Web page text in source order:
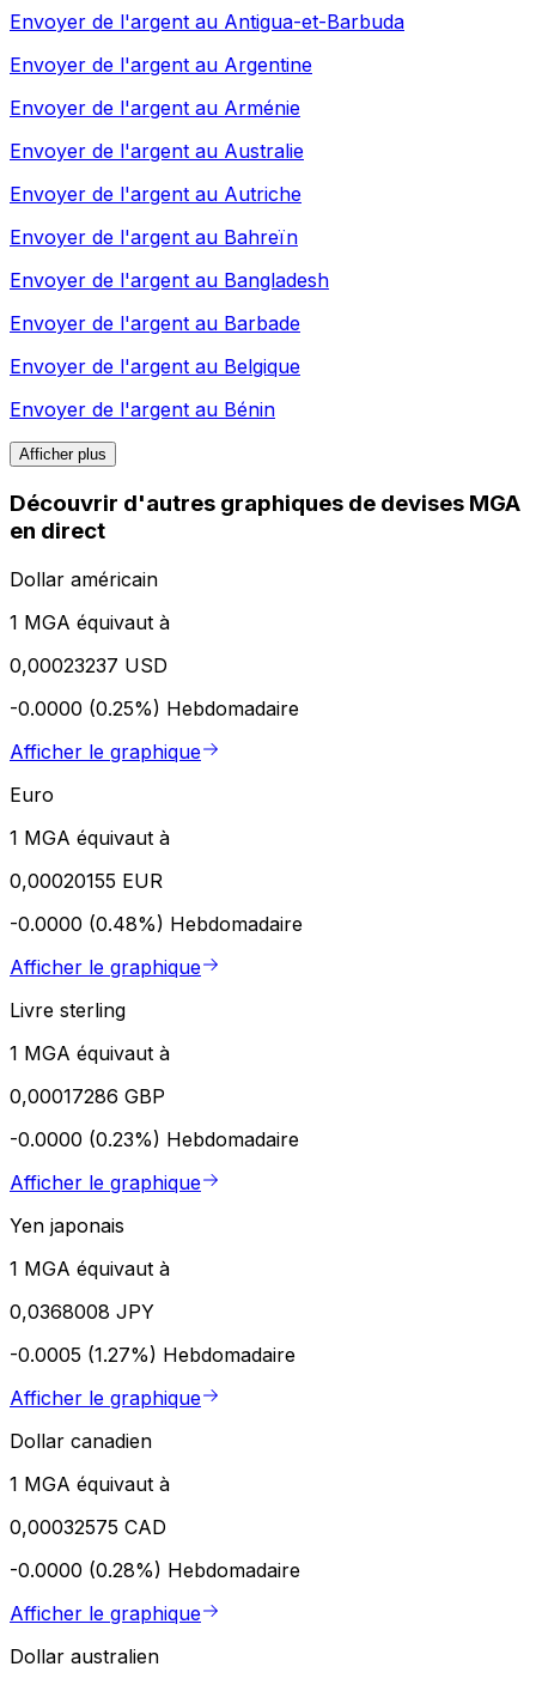
Envoyer de l'argent au Antigua-et-Barbuda
Envoyer de l'argent au Argentine
Envoyer de l'argent au Arménie
Envoyer de l'argent au Australie
Envoyer de l'argent au Autriche
Envoyer de l'argent au Bahreïn
Envoyer de l'argent au Bangladesh
Envoyer de l'argent au Barbade
Envoyer de l'argent au Belgique
Envoyer de l'argent au Bénin
Afficher plus
Découvrir d'autres graphiques de devises MGA
en direct
Dollar américain
1 MGA équivaut à
0,00023237 USD
-0.0000 (0.25%) Hebdomadaire
Afficher le graphique
Euro
1 MGA équivaut à
0,00020155 EUR
-0.0000 (0.48%) Hebdomadaire
Afficher le graphique
Livre sterling
1 MGA équivaut à
0,00017286 GBP
-0.0000 (0.23%) Hebdomadaire
Afficher le graphique
Yen japonais
1 MGA équivaut à
0,0368008 JPY
-0.0005 (1.27%) Hebdomadaire
Afficher le graphique
Dollar canadien
1 MGA équivaut à
0,00032575 CAD
-0.0000 (0.28%) Hebdomadaire
Afficher le graphique
Dollar australien